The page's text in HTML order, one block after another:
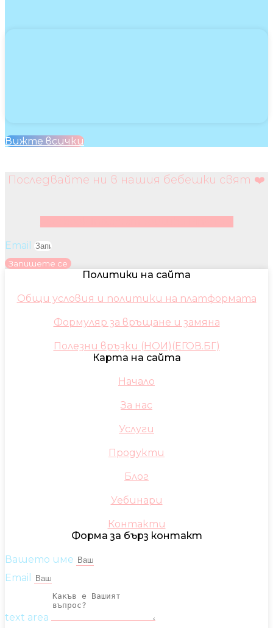
Вижте всички
Последвайте ни в нашия бебешки свят ❤️
Email
Запишете се
Политики на сайта
Общи условия и политики на платформата
Формуляр за връщане и замяна
Полезни връзки (НОИ)(ЕГОВ.БГ)
Карта на сайта
Начало
За нас
Услуги
Продукти
Блог
Уебинари
Контакти
Форма за бърз контакт
Вашето име
Email
text area